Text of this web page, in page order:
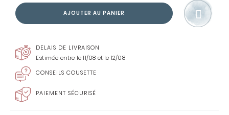
AJOUTER AU PANIER
DELAIS DE LIVRAISON
Estimée entre le 11/08 et le 12/08
CONSEILS COUSETTE
PAIEMENT SÉCURISÉ